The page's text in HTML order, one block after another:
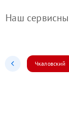
Наш
Чкаловский